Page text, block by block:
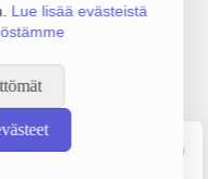
Lue lisää evästeistä
Päättäjätiedot
Lähde: YTJ, PRH, Traficom